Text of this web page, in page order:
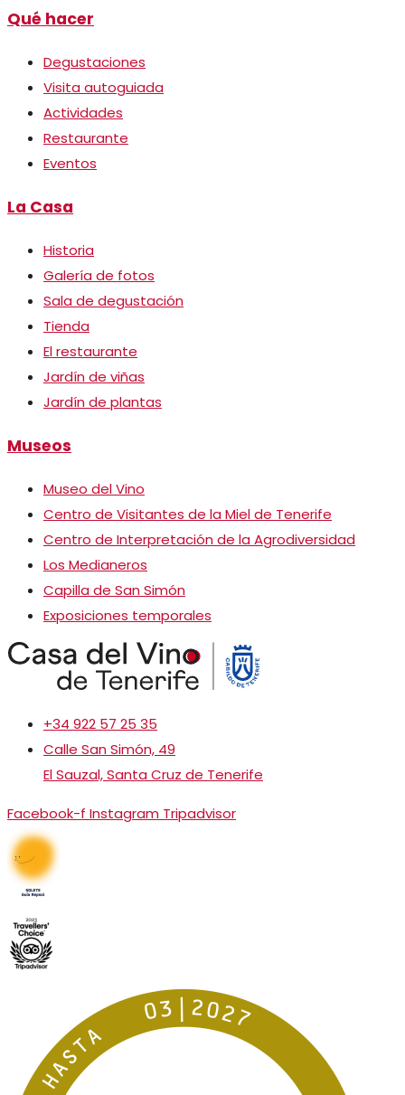
Qué hacer
Degustaciones
Visita autoguiada
Actividades
Restaurante
Eventos
La Casa
Historia
Galería de fotos
Sala de degustación
Tienda
El restaurante
Jardín de viñas
Jardín de plantas
Museos
Museo del Vino
Centro de Visitantes de la Miel de Tenerife
Centro de Interpretación de la Agrodiversidad
Los Medianeros
Capilla de San Simón
Exposiciones temporales
+34 922 57 25 35
Calle San Simón, 49
El Sauzal, Santa Cruz de Tenerife
Facebook-f Instagram Tripadvisor